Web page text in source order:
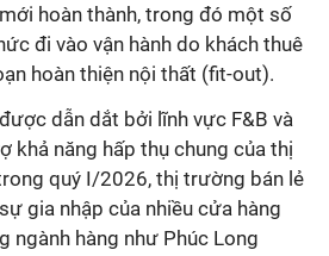
hoàn thành, trong đó một số
đi vào vận hành do khách thuê
hoàn thiện nội thất (fit-out).
dẫn dắt bởi lĩnh vực F&B và
khả năng hấp thụ chung của thị
quý I/2026, thị trường bán lẻ
gia nhập của nhiều cửa hàng
ngành hàng như Phúc Long